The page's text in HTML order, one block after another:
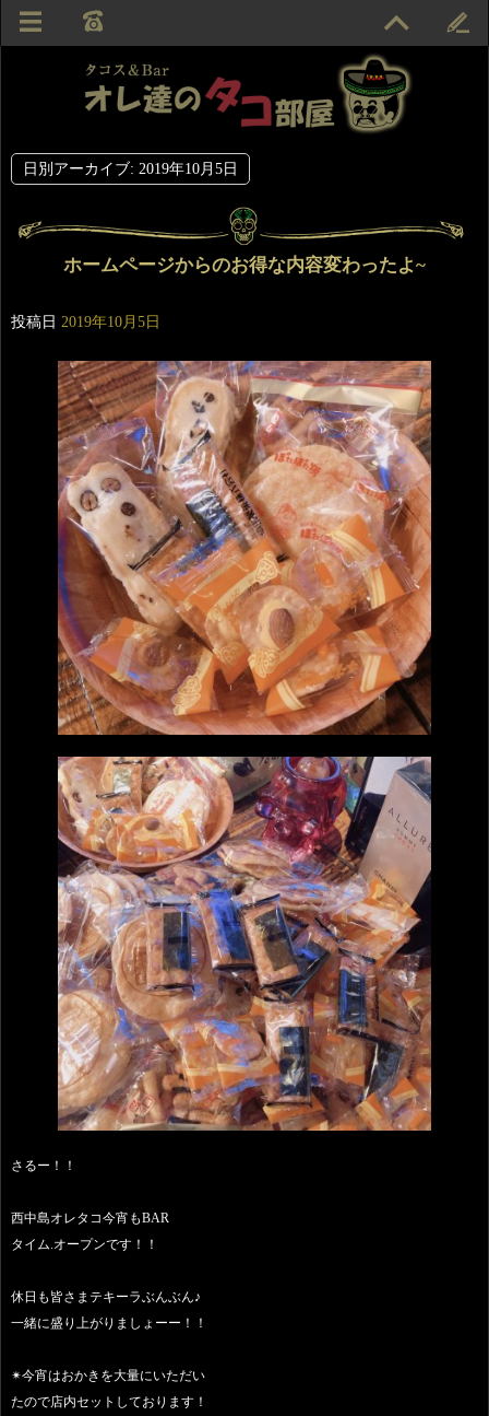
日別アーカイブ: 2019年10月5日
ホームページからのお得な内容変わったよ~
投稿日 2019年10月5日
さるー！！
西中島オレタコ今宵もBAR
タイム.オープンです！！
休日も皆さまテキーラぶんぶん♪
一緒に盛り上がりましょーー！！
✴︎今宵はおかきを大量にいただい
たので店内セットしております！